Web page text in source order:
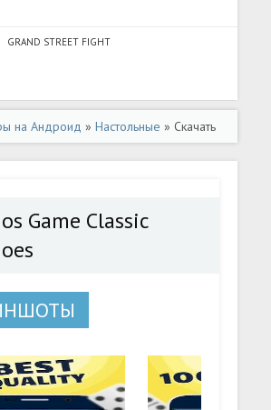
GRAND STREET FIGHT
на Андроид »Настольные » Скачать
Dominoes (Много денег) на
Game Classic